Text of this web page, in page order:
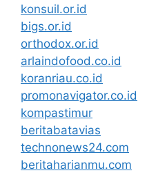
konsuil.or.id
bigs.or.id
orthodox.or.id
arlaindofood.co.id
koranriau.co.id
promonavigator.co.id
kompastimur
beritabatavias
technonews24.com
beritaharianmu.com